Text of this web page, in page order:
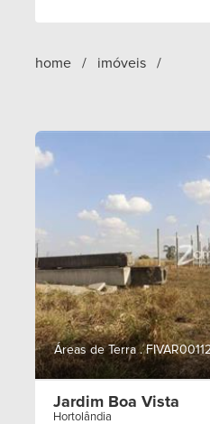
home / imóveis /
Áreas de Terra .
Jardim Boa Vista
Hortolândia